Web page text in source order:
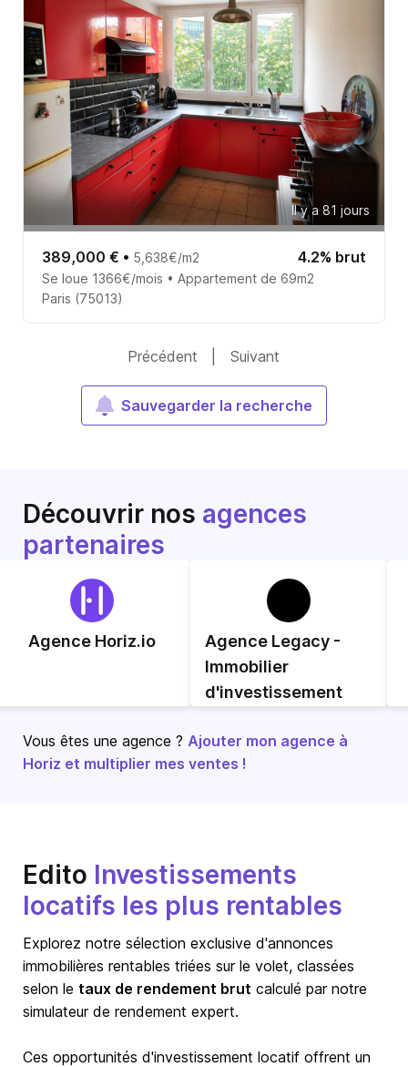
Il y a 81 jours
389,000 € • 5,638€/m2 4.2% brut
Se loue 1366€/mois • Appartement de 69m2
Paris (75013)
Précédent Suivant
Sauvegarder la recherche
Découvrir nos agences
partenaires
Agence Horiz.io
Agence Legacy -
Immobilier
d'investissement
Vous êtes une agence ? Ajouter mon agence à
Horiz et multiplier mes ventes !
Edito Investissements
locatifs les plus rentables
Explorez notre sélection exclusive d'annonces
immobilières rentables triées sur le volet, classées
selon le taux de rendement brut calculé par notre
simulateur de rendement expert.
Ces opportunités d'investissement locatif offrent un